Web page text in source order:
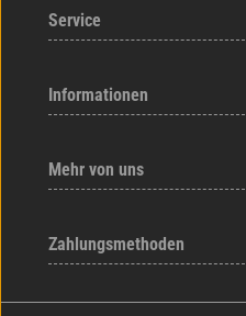
Service
Informationen
Mehr von uns
Zahlungsmethoden